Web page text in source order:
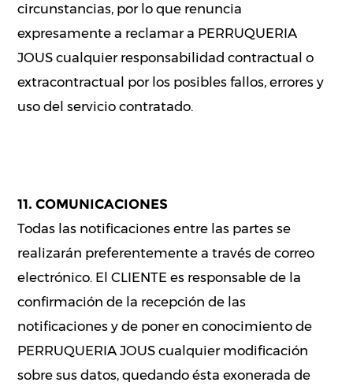
circunstancias, por lo que renuncia
expresamente a reclamar a PERRUQUERIA
JOUS cualquier responsabilidad contractual o
extracontractual por los posibles fallos, errores y
uso del servicio contratado.
11. COMUNICACIONES
Todas las notificaciones entre las partes se
realizarán preferentemente a través de correo
electrónico. El CLIENTE es responsable de la
confirmación de la recepción de las
notificaciones y de poner en conocimiento de
PERRUQUERIA JOUS cualquier modificación
sobre sus datos, quedando ésta exonerada de